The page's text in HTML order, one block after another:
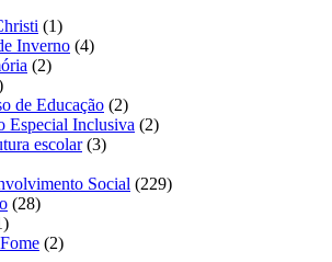
(1)
Inverno (4)
(2)
de Educação (2)
Especial Inclusiva (2)
escolar(3)
Social (229)
(28)
(2)